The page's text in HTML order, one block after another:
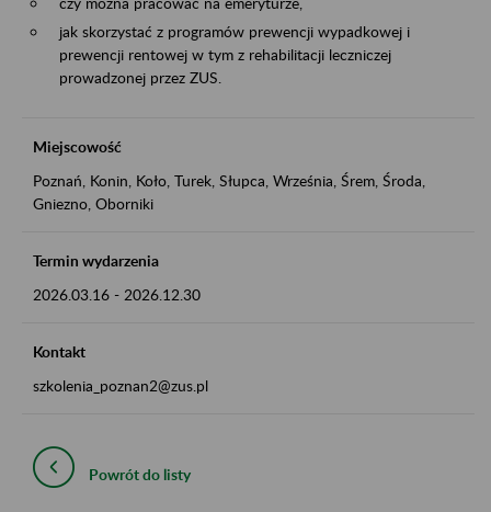
jak skorzystać z programów prewencji wypadkowej i
prewencji rentowej w tym z rehabilitacji leczniczej
prowadzonej przez ZUS.
Miejscowość
Poznań, Konin, Koło, Turek, Słupca, Września, Śrem, Środa,
Gniezno, Oborniki
Termin wydarzenia
2026.03.16 - 2026.12.30
Kontakt
szkolenia_poznan2@zus.pl
Powrót do listy